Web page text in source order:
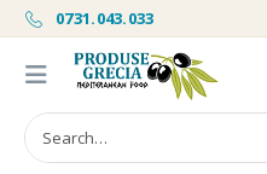
0731.043.033